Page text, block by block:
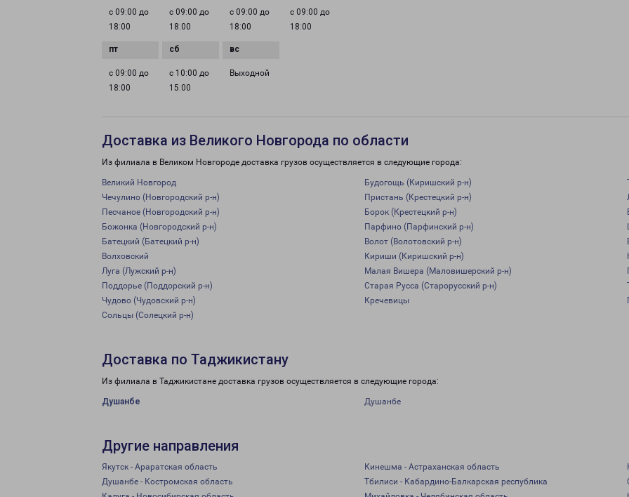
с 09:00 до
18:00
с 09:00 до
18:00
с 09:00 до
18:00
с 09:00 до
18:00
с 09:00 до
18:00
с 10:00 до
15:00
Выходной
Доставка из Великого Новгорода по области
Из филиала в Великом Новгороде доставка грузов осуществляется в следующие города:
Великий Новгород Будогощь (Киришский р-н)
Чечулино (Новгородский р-н)
Пристань (Крестецкий р-н)
Песчаное (Новгородский р-н)
Борок (Крестецкий р-н)
Божонка (Новгородский р-н)
Парфино (Парфинский р-н)
Батецкий (Батецкий р-н)
Волот (Волотовский р-н)
Волховский
Кириши (Киришский р-н)
Луга (Лужский р-н)
Малая Вишера (Маловишерский р-н)
Поддорье (Поддорский р-н)
Старая Русса (Старорусский р-н)
Чудово (Чудовский р-н)
Кречевицы
Сольцы (Солецкий р-н)
Доставка по Таджикистану
Из филиала в Таджикистане доставка грузов осуществляется в следующие города:
Душанбе Душанбе
Другие направления
Якутск - Араратская область Кинешма - Астраханская область
Душанбе - Костромская область
Тбилиси - Кабардино-Балкарская республика